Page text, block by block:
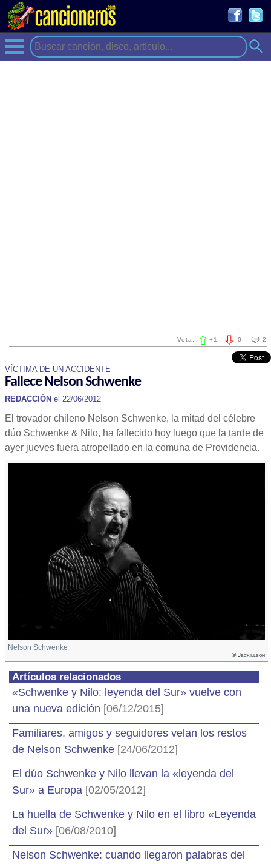
2
-0
Vota: +1
VÍCTIMA DE UN ACCIDENTE
Fallece Nelson Schwenke
REDACCIÓN el 22/06/2012
El trovador chileno Nelson Schwenke, la mitad del célebre
dúo Schwenke & Nilo, ha fallecido hoy luego que la tarde de
ayer jueves fuera atropellado en la comuna de Providencia.
Nelson Schwenke
© Jeckillson
Artículos relacionados
«Schwenke y Nilo: leyenda del Sur» vuelve con
una nueva edición [06/12/2015]
Familiares, amigos y seguidores velan los restos
de Nelson Schwenke [24/06/2012]
El dúo Schwenke y Nilo llevan la «leyenda del
Sur» a Europa [02/05/2012]
La huella de Schwenke y Nilo en el libro «Leyenda
del Sur» [06/08/2010]
Nelson Schwenke: cuando llegaron palabras del